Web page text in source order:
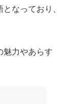
なっており、
魅力やあらす